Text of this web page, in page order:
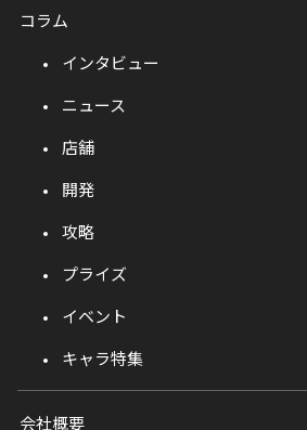
コラム
インタビュー
ニュース
店舗
開発
攻略
プライズ
イベント
キャラ特集
会社概要